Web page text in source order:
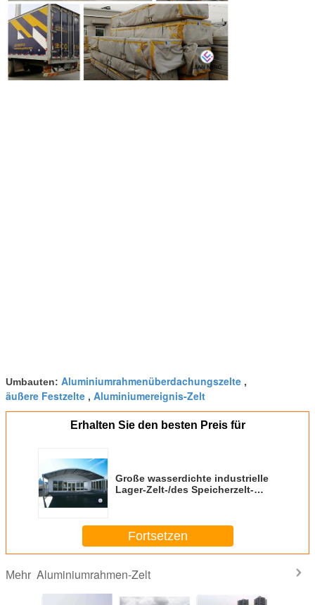
Umbauten: Aluminiumrahmenüberdachungszelte ,
äußere Festzelte , Aluminiumereignis-Zelt
Erhalten Sie den besten Preis für
Große wasserdichte industrielle
Lager-Zelt-/des Speicherzelt-
Fortsetzen
Mehr Aluminiumrahmen-Zelt